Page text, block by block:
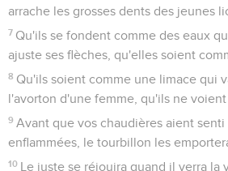
hommes de sang.
3 Car voici, ils ont dressé des
hommes forts se sont assemblés
transgression, ni pour mon péché, ô
4 Sans qu'il y ait d'iniquité en moi ils
éveille-toi pour venir à ma rencontre, et
Et toi, Éternel, Dieu des armées !
pour visiter toutes les nations ; n'use